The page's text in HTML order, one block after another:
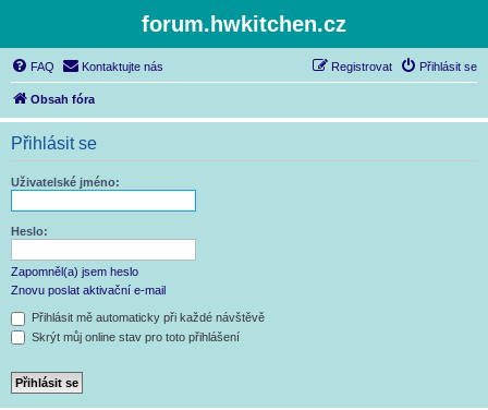
forum.hwkitchen.cz
FAQ Kontaktujte nás Přihlásit se
Registrovat
Obsah fóra
Přihlásit se
Uživatelské jméno:
Heslo:
Zapomněl(a) jsem heslo
Znovu poslat aktivační e-mail
Přihlásit mě automaticky při každé návštěvě
Skrýt můj online stav pro toto přihlášení